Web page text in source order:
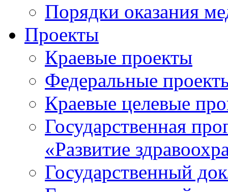
Порядки оказания
Проекты
Краевые проекты
Федеральные
Краевые целевые
Государственная
«Развитие
Государственный